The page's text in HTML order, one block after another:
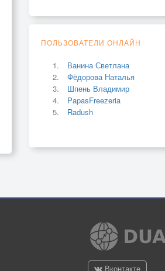
ПОЛЬЗОВАТЕЛИ ОНЛАЙН
Ванина Светлана
Фёдорова Наталья
Шпень Владимир
PapasFreezeria
Radush
Вконтакте